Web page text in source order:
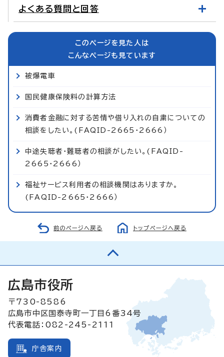
よくある質問と回答
このページを見た人は
こんなページも見ています
被爆電車
国民健康保険料の計算方法
消費者金融に対する苦情や借り入れの自粛についての
相談をしたい。(FAQID-2665・2666）
中途失聴者・難聴者の相談がしたい。(FAQID-
2665・2666）
福祉サービス利用者の相談機関はありますか。
(FAQID-2665・2666）
前のページへ戻る トップページへ戻る
広島市役所
〒730-8586
広島市中区国泰寺町一丁目6番34号
代表電話：082-245-2111
庁舎案内